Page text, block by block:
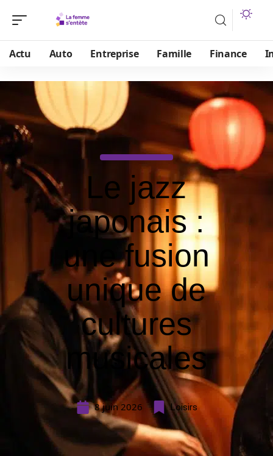
Actu Auto Entreprise Famille Finance
Le jazz
japonais :
une fusion
unique de
cultures
musicales
8 juin 2026 Loisirs